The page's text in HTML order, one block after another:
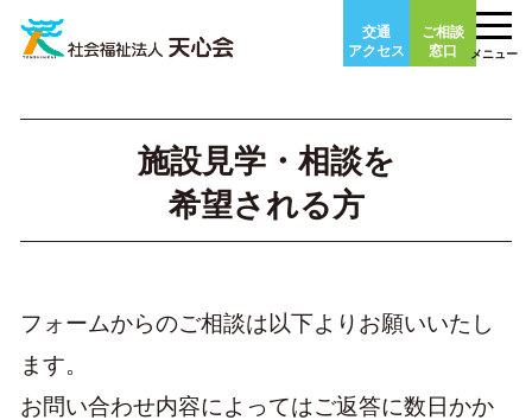
content
交通
アクセス
ご相談
窓口
メニュー
施設見学・相談を
希望される方
フォームからのご相談は以下よりお願いいたし
ます。
お問い合わせ内容によってはご返答に数日かか